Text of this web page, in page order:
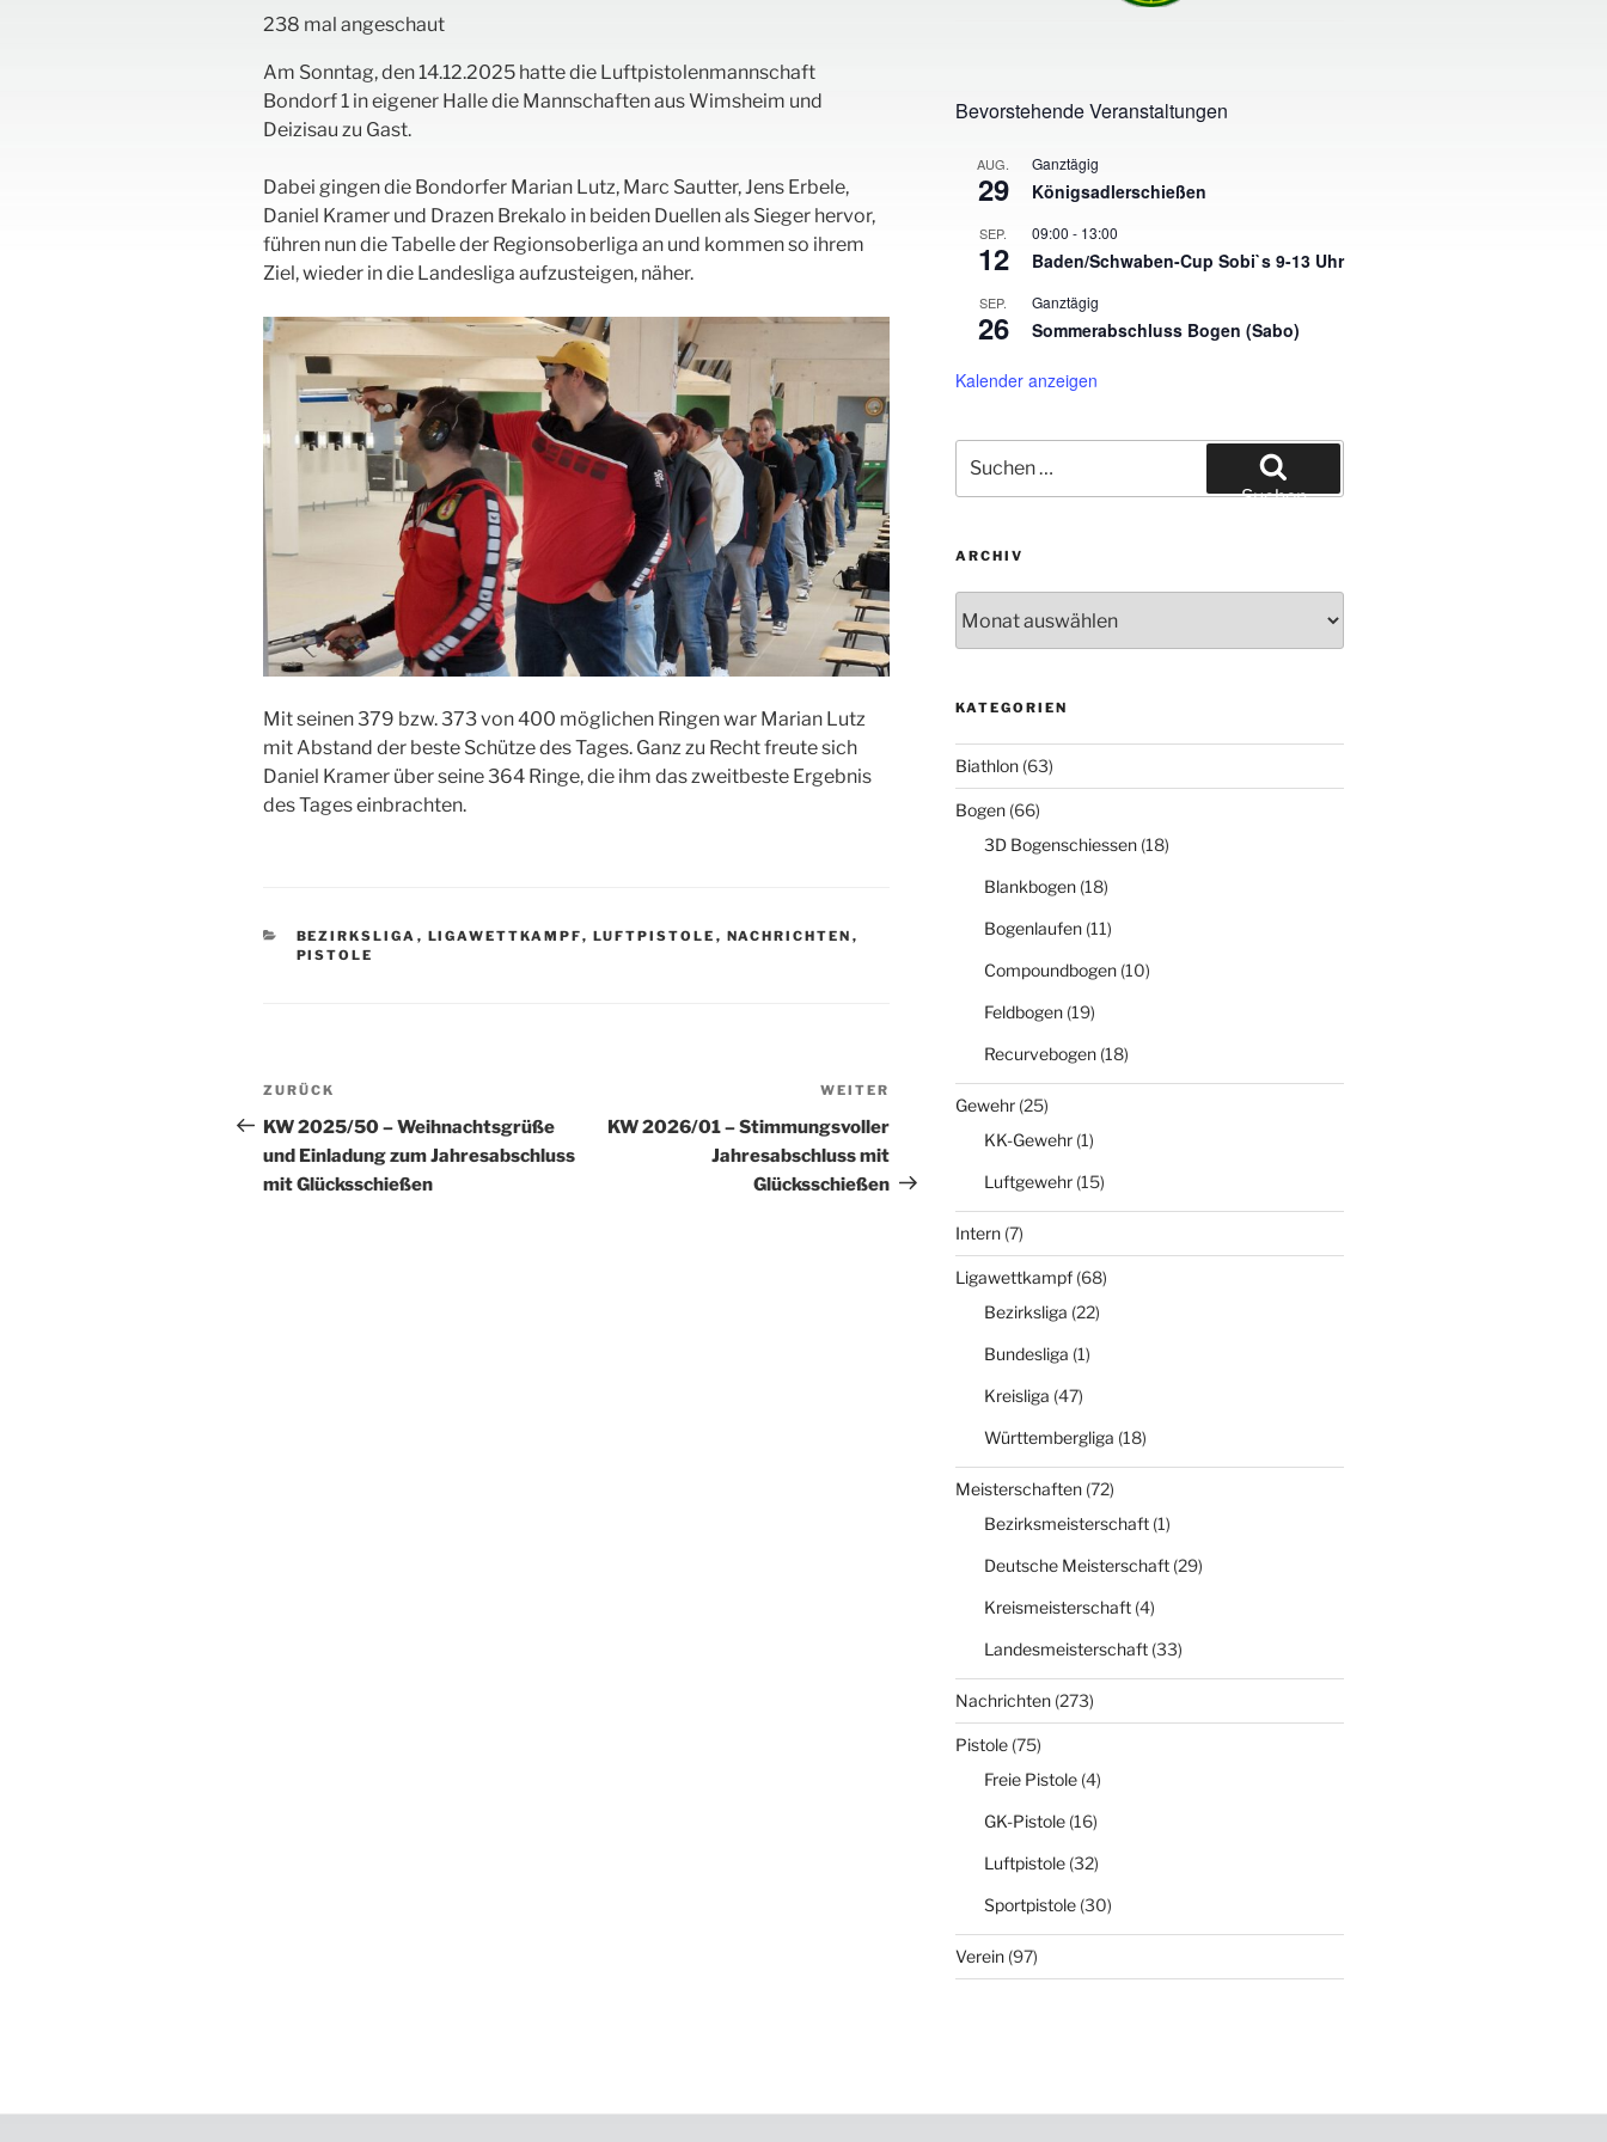
238 mal angeschaut
Am Sonntag, den 14.12.2025 hatte die Luftpistolenmannschaft
Bondorf 1 in eigener Halle die Mannschaften aus Wimsheim und
Deizisau zu Gast.
Dabei gingen die Bondorfer Marian Lutz, Marc Sautter, Jens Erbele,
Daniel Kramer und Drazen Brekalo in beiden Duellen als Sieger hervor,
führen nun die Tabelle der Regionsoberliga an und kommen so ihrem
Ziel, wieder in die Landesliga aufzusteigen, näher.
Mit seinen 379 bzw. 373 von 400 möglichen Ringen war Marian Lutz
mit Abstand der beste Schütze des Tages. Ganz zu Recht freute sich
Daniel Kramer über seine 364 Ringe, die ihm das zweitbeste Ergebnis
des Tages einbrachten.
KATEGORIEN
BEZIRKSLIGA , LIGAWETTKAMPF, LUFTPISTOLE , NACHRICHTEN ,
PISTOLE
Beitragsnavigation
Vorheriger
Beitrag
ZURÜCK
KW 2025/50 – Weihnachtsgrüße
und Einladung zum Jahresabschluss
mit Glücksschießen
Beitrag
WEITER
KW 2026/01 – Stimmungsvoller
Jahresabschluss mit
Glücksschießen
Bevorstehende Veranstaltungen
AUG.
29
Ganztägig
Königsadlerschießen
SEP.
12
09:00 - 13:00
Baden/Schwaben-Cup Sobi`s 9-13 Uhr
SEP.
26
Ganztägig
Sommerabschluss Bogen (Sabo)
Kalender anzeigen
nach:
Suchen
ARCHIV
KATEGORIEN
Biathlon(63)
Bogen(66)
3D Bogenschiessen(18)
Blankbogen(18)
Bogenlaufen(11)
Compoundbogen(10)
Feldbogen(19)
Recurvebogen(18)
Gewehr(25)
KK-Gewehr(1)
Luftgewehr(15)
Intern(7)
Ligawettkampf(68)
Bezirksliga (22)
Bundesliga (1)
Kreisliga (47)
Württembergliga (18)
Meisterschaften(72)
Bezirksmeisterschaft(1)
Deutsche Meisterschaft(29)
Kreismeisterschaft(4)
Landesmeisterschaft(33)
Nachrichten(273)
Pistole(75)
Freie Pistole(4)
GK-Pistole(16)
Luftpistole(32)
Sportpistole(30)
Verein(97)